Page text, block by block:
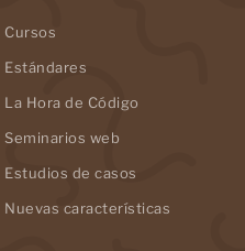
Cursos
Estándares
La Hora de Código
Seminarios web
Estudios de casos
Nuevas características